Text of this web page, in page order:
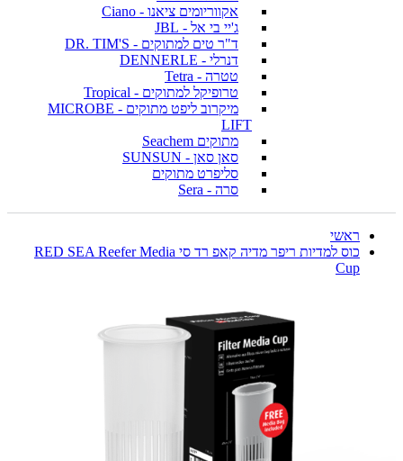
אקווריומים ציאנו - Ciano
ג'יי בי אל - JBL
ד"ר טים למתוקים - DR. TIM'S
דנרלי - DENNERLE
טטרה - Tetra
טרופיקל למתוקים - Tropical
מיקרוב ליפט מתוקים - MICROBE
LIFT
מתוקים Seachem
סאן סאן - SUNSUN
סליפרט מתוקים
סרה - Sera
ראשי
כוס למדיות ריפר מדיה קאפ רד סי RED SEA Reefer Media
Cup